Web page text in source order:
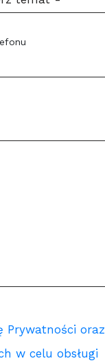
Prywatności oraz
w celu obsługi